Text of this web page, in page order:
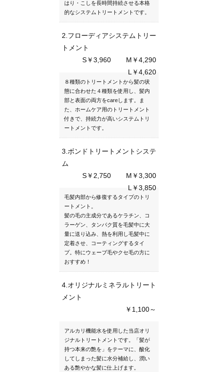
はり・こしを長時間持続させる本格
的なシステムトリートメントです。
2.フローディアシステムトリー
トメント
S￥3,960
M￥4,290
L￥4,620
８種類のトリートメントから髪の状
態に合わせた４種類を使用し、髪内
部と表面の両方をcareします。ま
た、ホームケア用のトリートメント
付きで、持続力が高いシステムトリ
ートメントです。
3.ボンドトリートメントシステ
ム
S￥2,750
M￥3,300
L￥3,850
毛髪内部から修復するタイプのトリ
ートメント。
髪の毛の主成分であるケラチン、コ
ラーゲン、タンパク質を毛髪中に大
量に送り込み、熱を利用し毛髪中に
定着させ、コーティングするタイ
プ。特にウェーブ毛やクセ毛の方に
おすすめ！
4.オリジナルミネラルトリート
メント
￥1,100～
アルカリ機能水を使用した当店オリ
ジナルトリートメントです。「髪が
持つ本来の艶を」をテーマに、酸化
してしまった髪に水分補給し、潤い
ある艶やかな髪に仕上げます。